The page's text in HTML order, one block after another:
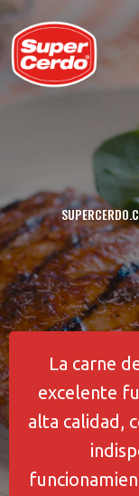
La carne
excelente
alta calidad,